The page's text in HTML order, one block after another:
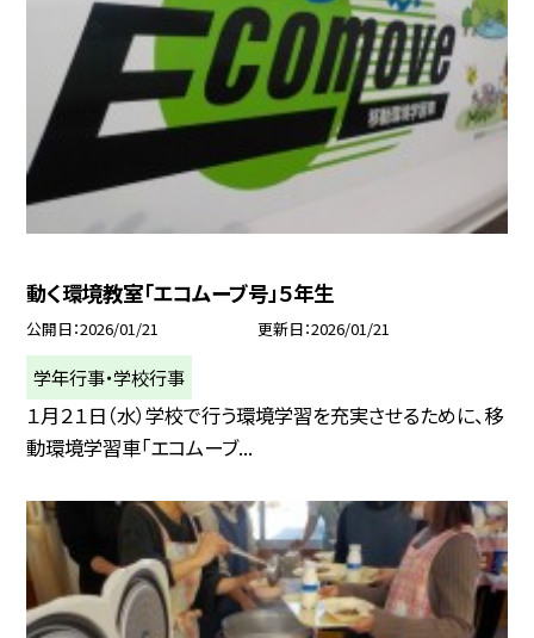
動く環境教室「エコムーブ号」５年生
公開日 2026/01/21 更新日 2026/01/21
学年行事・学校行事
１月２１日（水）学校で行う環境学習を充実させるために、移
動環境学習車「エコムーブ...